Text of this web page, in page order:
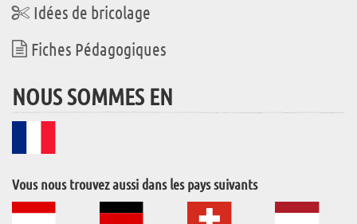
Idées de bricolage
Fiches Pédagogiques
NOUS SOMMES EN
Vous nous trouvez aussi dans les pays suivants